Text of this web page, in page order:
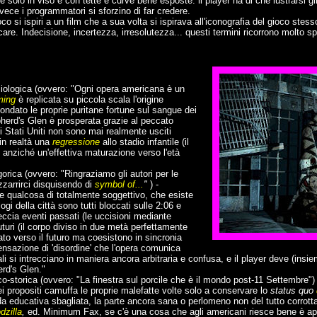
i programmatori si sforzino di far credere.
si ispiri a un film che a sua volta si ispirava all'iconografia del gioco
Indecisione, incertezza, irresolutezza... questi termini ricorrono molto
(ovvero: "Ogni opera americana è un
è replicata su piccola scala l'origine
le proprie puritane fortune sul sangue dei
Glen è prosperata grazie al peccato
Uniti non sono mai realmente usciti
realtà una regressione allo stadio infantile (il
un'effettiva maturazione verso l'età
(ovvero: "Ringraziamo gli autori per le
disquisendo di symbol of... " ) -
qualcosa di totalmente soggettivo, che esiste
della città sono tutti bloccati sulle 2:06 e
eventi passati (le uccisioni mediante
(il corpo diviso in due metà perfettamente
verso il futuro ma coesistono in sincronia
di 'disordine' che l'opera comunica
si intrecciano in maniera ancora arbitraria e confusa, e il player deve
Glen."
(ovvero: "La finestra sul porcile che è il mondo post-11
propositi camuffa le proprie malefatte volte solo a conservare lo status quo
educativa sbagliata, la parte ancora sana o perlomeno non del tutto
, ed. Minimum Fax, se c'è una cosa che agli americani riesce bene è